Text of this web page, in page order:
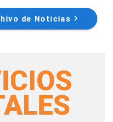
de Noticias